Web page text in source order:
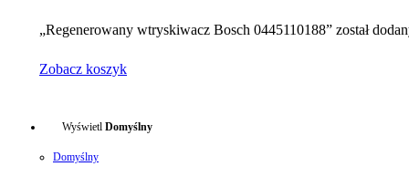
„Regenerowany wtryskiwacz Bosch 0445110188” został
Zobacz koszyk
Wyświetl Domyślny
Domyślny